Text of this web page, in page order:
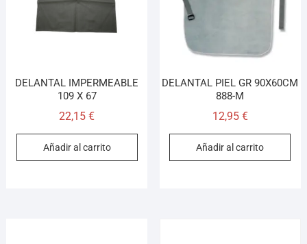
DELANTAL IMPERMEABLE
109 X 67
22,15€
Añadir al carrito
DELANTAL PIEL GR 90X60CM
888-M
12,95 €
Añadir al carrito
Cuéntame qué necesitas y te ayudo a encontrarlo,
aunque no sepas el nombre exacto